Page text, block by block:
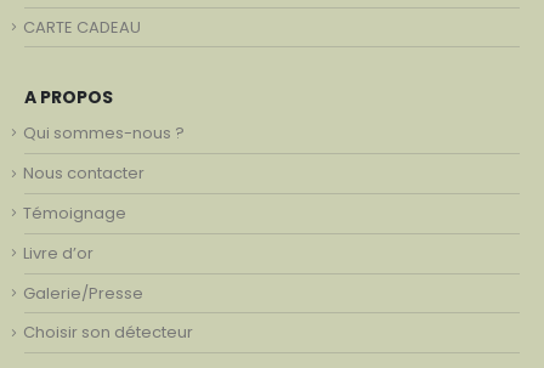
CARTE CADEAU
A PROPOS
Qui sommes-nous ?
Nous contacter
Témoignage
Livre d’or
Galerie/Presse
Choisir son détecteur